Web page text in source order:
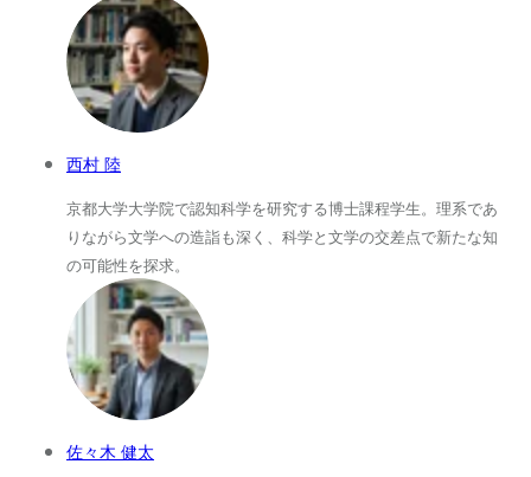
西村 陸
京都大学大学院で認知科学を研究する博士課程学生。理系であ
りながら文学への造詣も深く、科学と文学の交差点で新たな知
の可能性を探求。
佐々木 健太